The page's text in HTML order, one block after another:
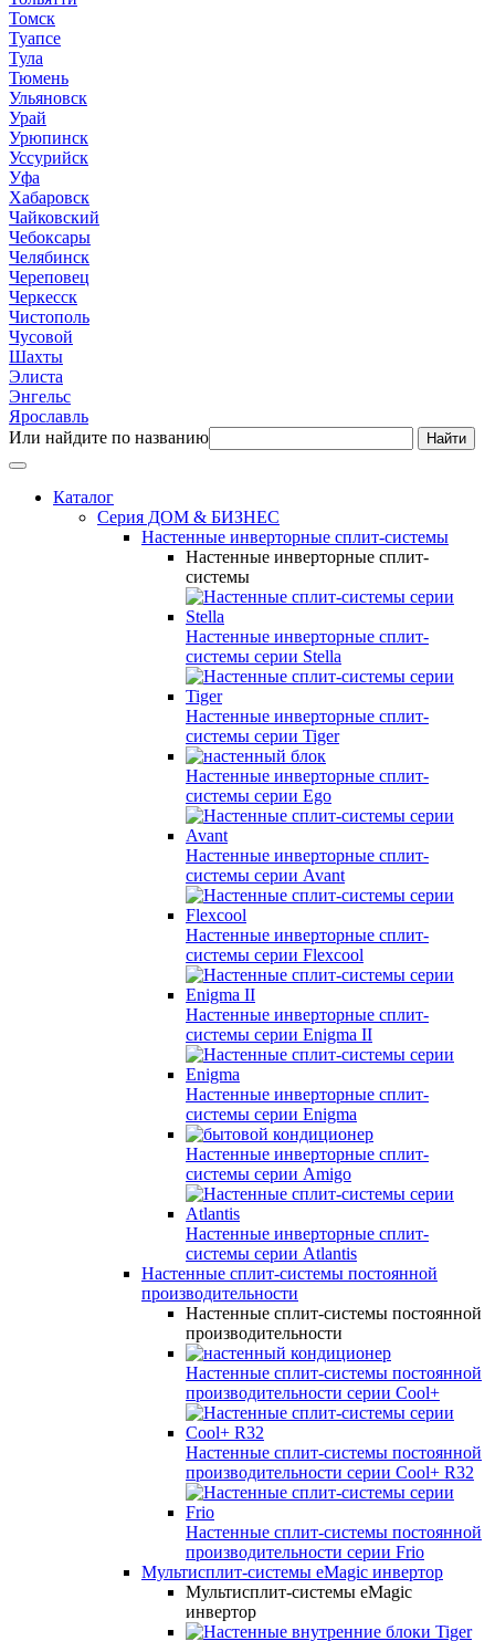
Томск
Туапсе
Тула
Тюмень
Ульяновск
Урай
Урюпинск
Уссурийск
Уфа
Хабаровск
Чайковский
Чебоксары
Челябинск
Череповец
Черкесск
Чистополь
Чусовой
Шахты
Элиста
Энгельс
Ярославль
Или найдите по названию
Каталог
Серия ДОМ & БИЗНЕС
Настенные инверторные сплит-системы
Настенные инверторные сплит-
системы
Настенные инверторные сплит-
системы серии Stella
Настенные инверторные сплит-
системы серии Tiger
Настенные инверторные сплит-
системы серии Ego
Настенные инверторные сплит-
системы серии Avant
Настенные инверторные сплит-
системы серии Flexcool
Настенные инверторные сплит-
системы серии Enigma II
Настенные инверторные сплит-
системы серии Enigma
Настенные инверторные сплит-
системы серии Amigo
Настенные инверторные сплит-
системы серии Atlantis
Настенные сплит-системы постоянной
производительности
Настенные сплит-системы постоянной
производительности
Настенные сплит-системы постоянной
производительности серии Cool+
Настенные сплит-системы постоянной
производительности серии Cool+ R32
Настенные сплит-системы постоянной
производительности серии Frio
Мультисплит-системы eMagic инвертор
Мультисплит-системы eMagic
инвертор